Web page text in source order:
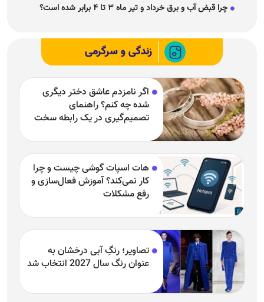
چرا قبض آب و برق خرداد و تیر ماه ۳ تا ۴ برابر شده است؟
زندگی و سرگرمی
اگر نامزدم عاشق دختر دیگری
شده چه کنم؟ راهنمای
تصمیم‌گیری در یک رابطه سخت
هات اسپات گوشی چیست و چرا
کار نمی‌کند؟ آموزش فعال‌سازی و
رفع مشکلات
تصاویر؛ رنگِ آبی درخشان به
عنوان رنگ سال 2027 انتخاب شد